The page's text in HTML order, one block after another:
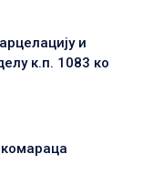
и
к.п. 1083 ко